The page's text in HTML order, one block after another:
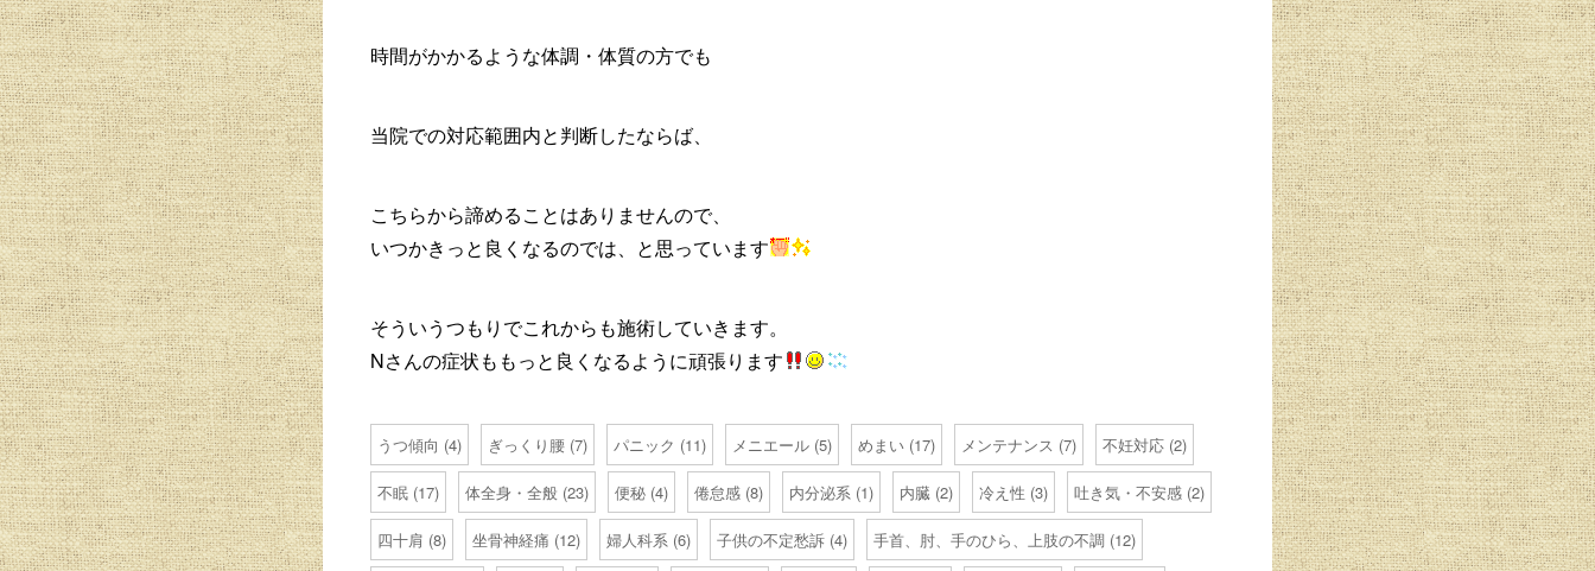
時間がかかるような体調・体質の方でも
当院での対応範囲内と判断したならば、
こちらから諦めることはありませんので、
いつかきっと良くなるのでは、と思っています
そういうつもりでこれからも施術していきます。
Nさんの症状ももっと良くなるように頑張ります
うつ傾向 (4) ぎっくり腰 (7) パニック (11) メニエール (5) めまい (17) メンテナンス (7) 不妊対応 (2)
不眠 (17) 体全身・全般 (23) 便秘 (4) 倦怠感 (8) 内分泌系 (1) 内臓 (2) 冷え性 (3) 吐き気・不安感 (2)
四十肩 (8) 坐骨神経痛 (12) 婦人科系 (6) 子供の不定愁訴 (4) 手首、肘、手のひら、上肢の不調 (12)